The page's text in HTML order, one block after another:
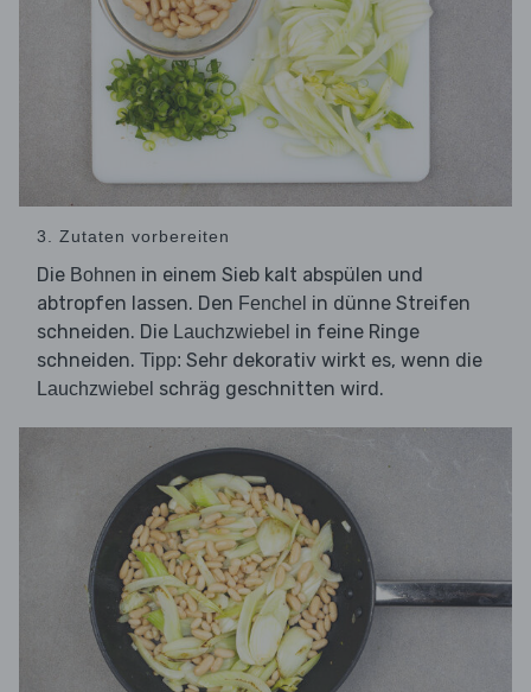
3. Zutaten vorbereiten
Die Bohnen in einem Sieb kalt abspülen und
abtropfen lassen. Den Fenchel in dünne Streifen
schneiden. Die Lauchzwiebel in feine Ringe
schneiden. Tipp: Sehr dekorativ wirkt es, wenn die
Lauchzwiebel schräg geschnitten wird.